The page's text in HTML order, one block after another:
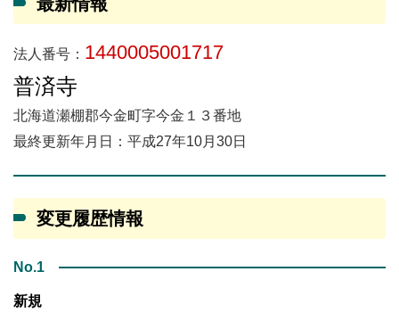
最新情報
法人番号： 1440005001717
普済寺
北海道瀬棚郡今金町字今金１３番地
最終更新年月日：平成27年10月30日
変更履歴情報
No.1
新規